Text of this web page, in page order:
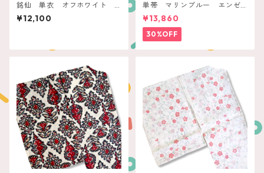
銘仙 単衣 オフホワイト
赤い四角と抽象フラワー
¥12,100
単帯 マリンブルー エンゼ
ルフィッシュ
¥13,860
30%OFF